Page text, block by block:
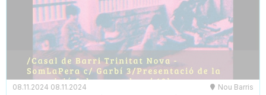
08.11.2024 08.11.2024 Nou Barris